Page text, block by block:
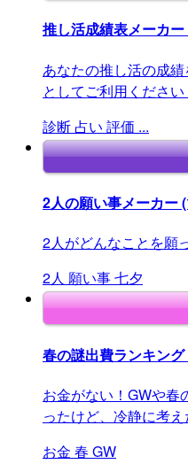
推し活成績表メーカー
あなたの推し活の成
としてご利用ください
診断 占い 評価 ...
2人の願い事メーカー
2人がどんなことを願
2人 願い事七夕
春の謎出費ランキング
お金がない！GWや春
ったけど、冷静に考え
お金 春 GW